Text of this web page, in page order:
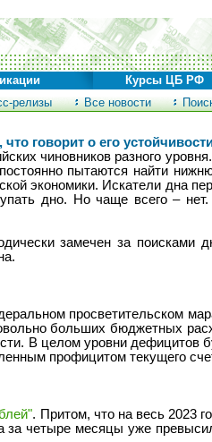
релизы Все новости
Курсы ЦБ РФ
говорит о его
чиновников разного
пытаются найти
экономики. Искатели дна
дно. Но чаще всего –
замечен за поисками
просветительском
больших бюджетных
В целом уровни дефицитов
профицитом текущего
. Притом, что на весь 2023
четыре месяцы уже